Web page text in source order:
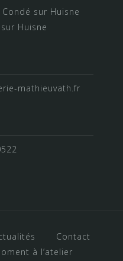
sur Huisne
Huisne
mathieuvath.fr
Contact
à l’atelier